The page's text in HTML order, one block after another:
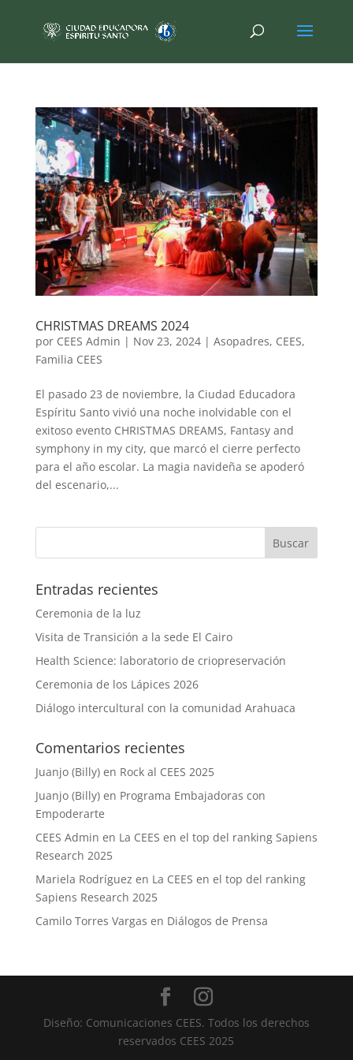
CHRISTMAS DREAMS 2024
por CEES Admin | Nov 23, 2024| Asopadres, CEES,
Familia CEES
El pasado 23 de noviembre, la Ciudad Educadora
Espíritu Santo vivió una noche inolvidable con el
exitoso evento CHRISTMAS DREAMS, Fantasy and
symphony in my city, que marcó el cierre perfecto
para el año escolar. La magia navideña se apoderó
del escenario,...
Entradas recientes
Ceremonia de la luz
Visita de Transición a la sede El Cairo
Health Science: laboratorio de criopreservación
Ceremonia de los Lápices 2026
Diálogo intercultural con la comunidad Arahuaca
Comentarios recientes
Juanjo (Billy)en Rock al CEES 2025
Juanjo (Billy)en Programa Embajadoras con
Empoderarte
CEES Admin en La CEES en el top del ranking Sapiens
Research 2025
Mariela Rodríguez en La CEES en el top del ranking
Sapiens Research 2025
Camilo Torres Vargas en Diálogos de Prensa
Diseño: Comunicaciones CEES. Todos los derechos
reservados CEES 2025